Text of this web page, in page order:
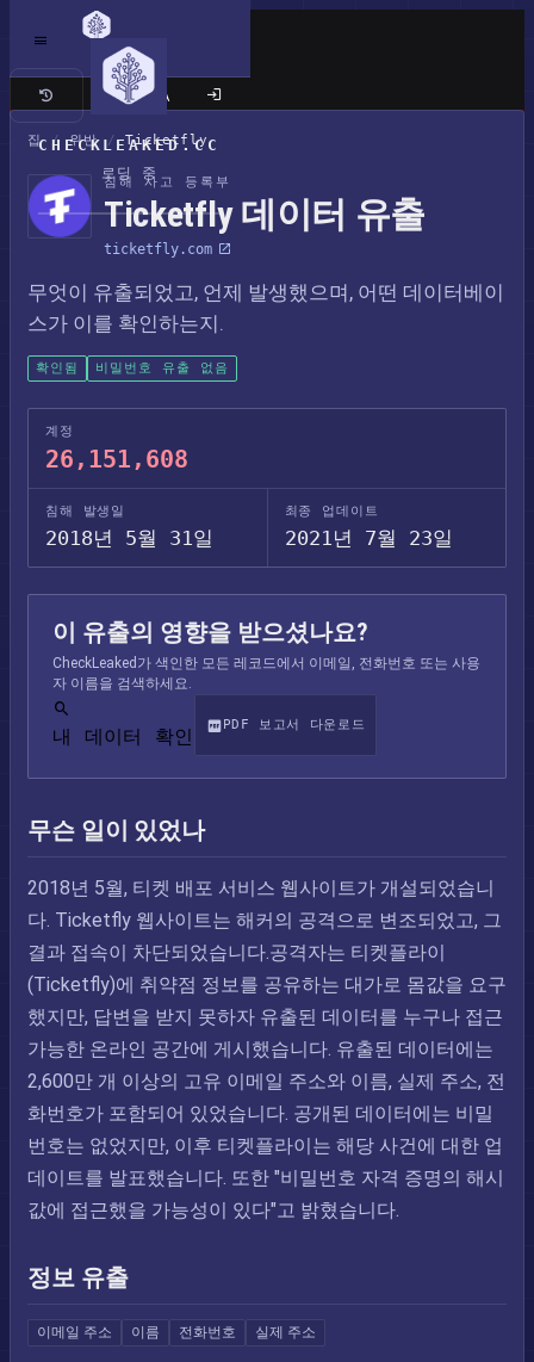
CHECKLEAKED.CC
로딩 중
클래식 사이트
집 / 위반 / Ticketfly
침해 사고 등록부
Ticketfly 데이터 유출
ticketfly.com
무엇이 유출되었고, 언제 발생했으며, 어떤 데이터베이
스가 이를 확인하는지.
확인됨 비밀번호 유출 없음
계정
26,151,608
침해 발생일
2018년 5월 31일
최종 업데이트
2021년 7월 23일
이 유출의 영향을 받으셨나요?
CheckLeaked가 색인한 모든 레코드에서 이메일, 전화번호 또는 사용
자 이름을 검색하세요.
내 데이터 확인
PDF 보고서 다운로드
무슨 일이 있었나
2018년 5월, 티켓 배포 서비스 웹사이트가 개설되었습니
다. Ticketfly 웹사이트는 해커의 공격으로 변조되었고, 그
결과 접속이 차단되었습니다.공격자는 티켓플라이
(Ticketfly)에 취약점 정보를 공유하는 대가로 몸값을 요구
했지만, 답변을 받지 못하자 유출된 데이터를 누구나 접근
가능한 온라인 공간에 게시했습니다. 유출된 데이터에는
2,600만 개 이상의 고유 이메일 주소와 이름, 실제 주소, 전
화번호가 포함되어 있었습니다. 공개된 데이터에는 비밀
번호는 없었지만, 이후 티켓플라이는 해당 사건에 대한 업
데이트를 발표했습니다. 또한 "비밀번호 자격 증명의 해시
값에 접근했을 가능성이 있다"고 밝혔습니다.
정보 유출
이메일 주소 이름 전화번호 실제 주소